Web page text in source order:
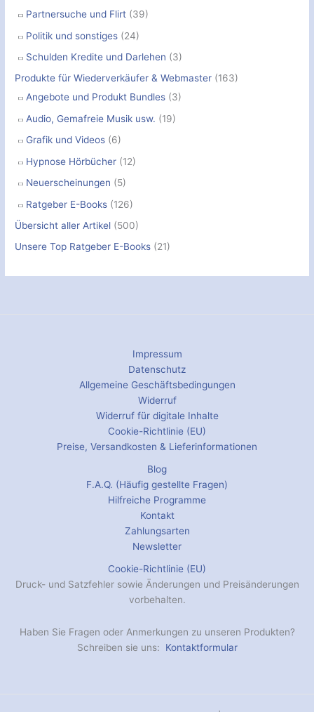
Partnersuche und Flirt (39)
Politik und sonstiges (24)
Schulden Kredite und Darlehen (3)
Produkte für Wiederverkäufer & Webmaster (163)
Angebote und Produkt Bundles (3)
Audio, Gemafreie Musik usw. (19)
Grafik und Videos (6)
Hypnose Hörbücher (12)
Neuerscheinungen (5)
Ratgeber E-Books (126)
Übersicht aller Artikel (500)
Unsere Top Ratgeber E-Books (21)
Impressum
Datenschutz
Allgemeine Geschäftsbedingungen
Widerruf
Widerruf für digitale Inhalte
Cookie-Richtlinie (EU)
Preise, Versandkosten & Lieferinformationen
Blog
F.A.Q. (Häufig gestellte Fragen)
Hilfreiche Programme
Kontakt
Zahlungsarten
Newsletter
Cookie-Richtlinie (EU)
Druck- und Satzfehler sowie Änderungen und Preisänderungen
vorbehalten.
Haben Sie Fragen oder Anmerkungen zu unseren Produkten?
Schreiben sie uns: Kontaktformular